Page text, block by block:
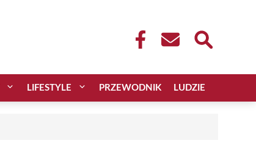
LIFESTYLE PRZEWODNIK LUDZIE